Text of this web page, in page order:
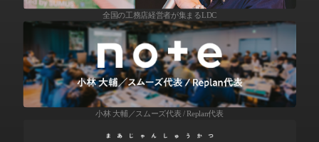
全国の工務店経営者が集まるLDC
小林 大輔／スムーズ代表 / Replan代表